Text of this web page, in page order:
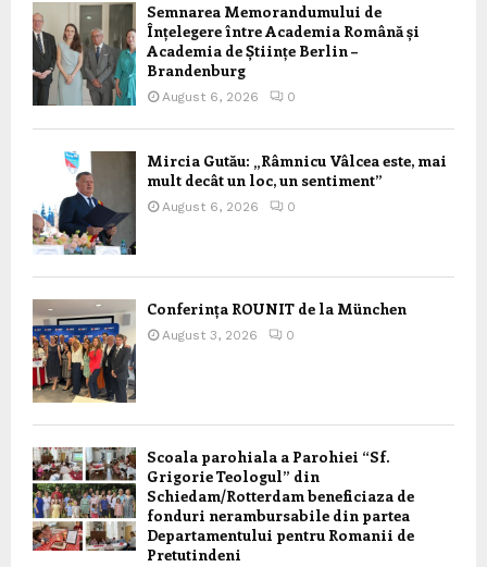
Semnarea Memorandumului de
Înțelegere între Academia Română și
Academia de Științe Berlin –
Brandenburg
August 6, 2026 0
Mircia Gutău: „Râmnicu Vâlcea este, mai
mult decât un loc, un sentiment”
August 6, 2026 0
Conferința ROUNIT de la München
August 3, 2026 0
Scoala parohiala a Parohiei “Sf.
Grigorie Teologul” din
Schiedam/Rotterdam beneficiaza de
fonduri nerambursabile din partea
Departamentului pentru Romanii de
Pretutindeni